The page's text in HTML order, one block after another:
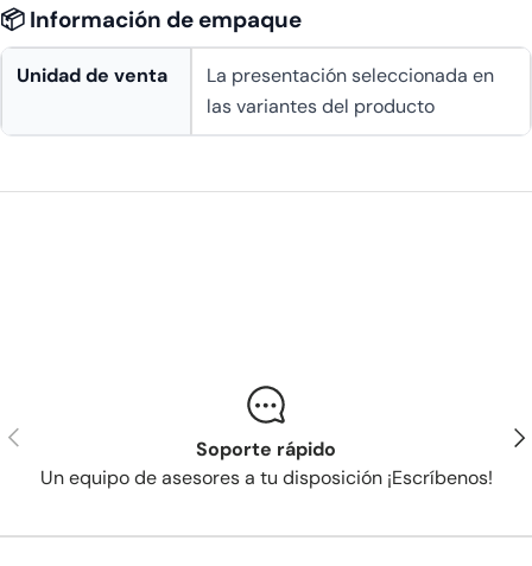
📦 Información de empaque
Unidad de venta
La presentación seleccionada en
las variantes del producto
Anterior
Soporte rápido
Un equipo de asesores a tu disposición ¡Escríbenos!